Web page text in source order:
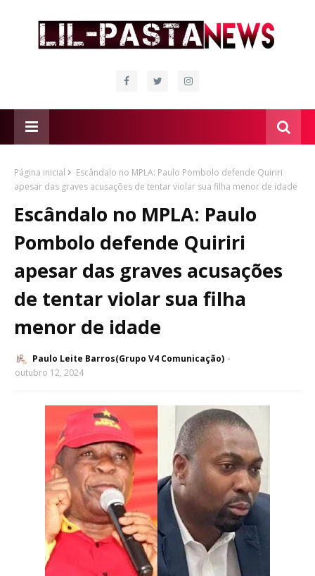
Página inicial
Escândalo no MPLA: Paulo Pombolo defende Quiriri
apesar das graves acusações de tentar violar sua filha menor de idade
Escândalo no MPLA: Paulo
Pombolo defende Quiriri
apesar das graves acusações
de tentar violar sua filha
menor de idade
Paulo Leite Barros(Grupo V4 Comunicação)
outubro 12, 2024